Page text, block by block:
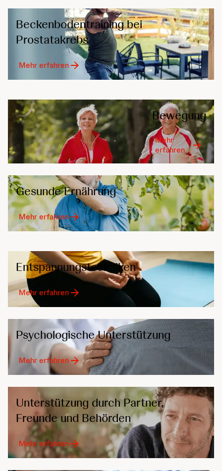
Beckenbodentraining bei
Prostatakrebs
Mehr erfahren
Bewegung
Mehr
erfahren
Gesunde Ernährung
Mehr erfahren
Entspannungs­techniken
Mehr erfahren
Psychologische Unterstützung
Mehr erfahren
Unterstützung durch Partner,
Freunde und Behörden
Mehr erfahren